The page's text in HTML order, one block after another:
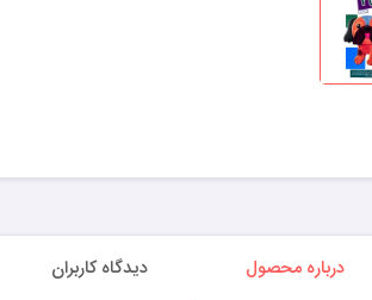
درباره محصول دیدگاه کاربران